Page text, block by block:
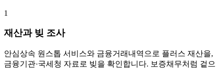
1
재산과 빚 조사
안심상속 원스톱 서비스와 금융거래내역으로 플러스 재산을,
금융기관·국세청 자료로 빚을 확인합니다. 보증채무처럼 겉으